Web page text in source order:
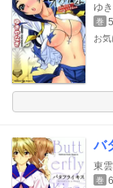
ゆ
巻
お気
バ
東
巻